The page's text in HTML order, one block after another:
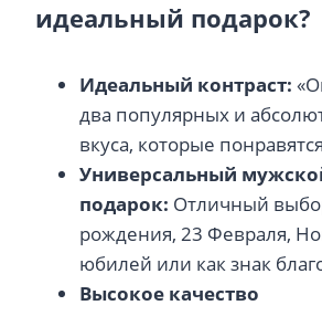
идеальный подарок?
Идеальный контраст:
два популярных и
вкуса, которые
Универсальный
подарок: Отличный
рождения, 23 Февраля,
юбилей или как знак
Высокое качество